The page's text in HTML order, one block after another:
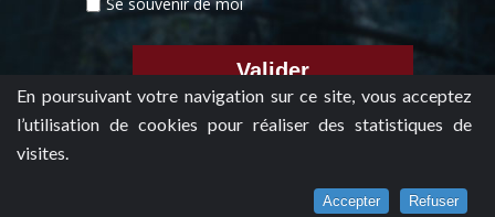
En poursuivant votre navigation sur ce site, vous acceptez
l’utilisation de cookies pour réaliser des statistiques de
visites.
Accepter Refuser